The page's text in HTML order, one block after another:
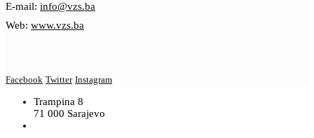
E-mail: info@vzs.ba
Web: www.vzs.ba
Facebook Twitter Instagram
Trampina 8
71 000 Sarajevo